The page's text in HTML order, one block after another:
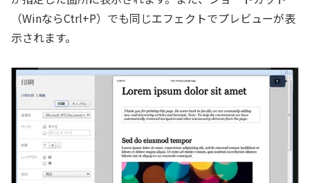
（WinならCtrl+P）でも同じエフェクトでプレビューが表
示されます。